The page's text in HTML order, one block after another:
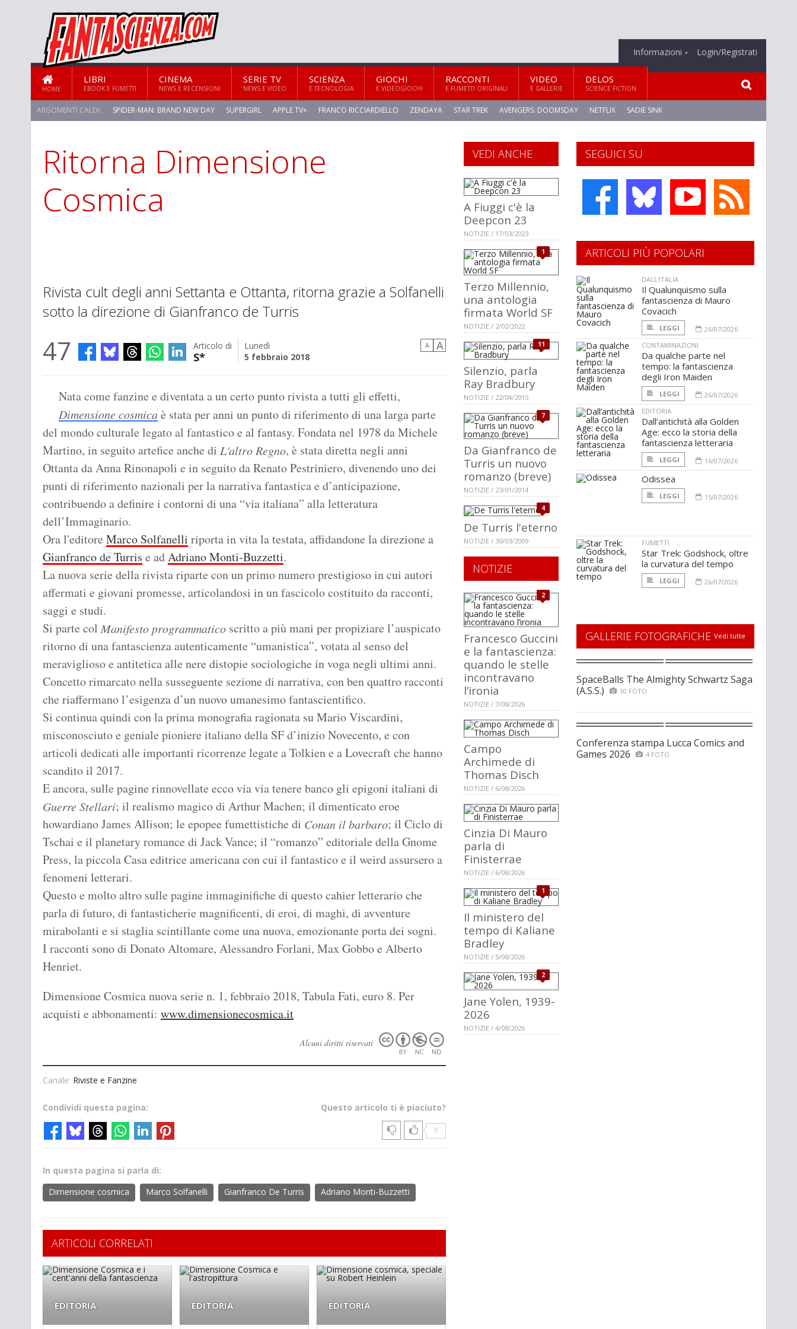
Informazioni Login/Registrati
HOME
LIBRI
EBOOK E FUMETTI
CINEMA
NEWS E RECENSIONI
SERIE TV
NEWS E VIDEO
SCIENZA
E TECNOLOGIA
GIOCHI
E VIDEOGIOCHI
RACCONTI
E FUMETTI ORIGINALI
VIDEO
E GALLERIE
DELOS
SCIENCE FICTION
ARGOMENTI CALDI: SPIDER-MAN: BRAND NEW DAY SUPERGIRL APPLE TV+ FRANCO RICCIARDIELLO ZENDAYA STAR TREK AVENGERS: DOOMSDAY NETFLIX SADIE SINK
STAR TREK: STRANGE NEW WORLDS
Ritorna Dimensione
Cosmica
Rivista cult degli anni Settanta e Ottanta, ritorna grazie a Solfanelli
sotto la direzione di Gianfranco de Turris
47 Articolo di
S*
Lunedì
5 febbraio 2018
A A
Nata come fanzine e diventata a un certo punto rivista a tutti gli effetti,
Dimensione cosmicaè stata per anni un punto di riferimento di una larga parte
del mondo culturale legato al fantastico e al fantasy. Fondata nel 1978 da Michele
Martino, in seguito artefice anche di L'altro Regno, è stata diretta negli anni
Ottanta da Anna Rinonapoli e in seguito da Renato Pestriniero, divenendo uno dei
punti di riferimento nazionali per la narrativa fantastica e d’anticipazione,
contribuendo a definire i contorni di una “via italiana” alla letteratura
dell’Immaginario.
Ora l'editore Marco Solfanelli riporta in vita la testata, affidandone la direzione a
Gianfranco de Turris e adAdriano Monti-Buzzetti.
La nuova serie della rivista riparte con un primo numero prestigioso in cui autori
affermati e giovani promesse, articolandosi in un fascicolo costituito da racconti,
saggi e studi.
Si parte col Manifesto programmatico scritto a più mani per propiziare l’auspicato
ritorno di una fantascienza autenticamente “umanistica”, votata al senso del
meraviglioso e antitetica alle nere distopie sociologiche in voga negli ultimi anni.
Concetto rimarcato nella susseguente sezione di narrativa, con ben quattro racconti
che riaffermano l’esigenza d’un nuovo umanesimo fantascientifico.
Si continua quindi con la prima monografia ragionata su Mario Viscardini,
misconosciuto e geniale pioniere italiano della SF d’inizio Novecento, e con
articoli dedicati alle importanti ricorrenze legate a Tolkien e a Lovecraft che hanno
scandito il 2017.
E ancora, sulle pagine rinnovellate ecco via via tenere banco gli epigoni italiani di
Guerre Stellari; il realismo magico di Arthur Machen; il dimenticato eroe
howardiano James Allison; le epopee fumettistiche di Conan il barbaro; il Ciclo di
Tschai e il planetary romance di Jack Vance; il “romanzo” editoriale della Gnome
Press, la piccola Casa editrice americana con cui il fantastico e il weird assursero a
fenomeni letterari.
Questo e molto altro sulle pagine immaginifiche di questo cahier letterario che
parla di futuro, di fantasticherie magnificenti, di eroi, di maghi, di avventure
mirabolanti e si staglia scintillante come una nuova, emozionante porta dei sogni.
I racconti sono di Donato Altomare, Alessandro Forlani, Max Gobbo e Alberto
Henriet.
Dimensione Cosmica nuova serie n. 1, febbraio 2018, Tabula Fati, euro 8. Per
acquisti e abbonamenti: www.dimensionecosmica.it
Alcuni diritti riservati
Canale: Riviste e Fanzine
Questo articolo ti è piaciuto?
5
Condividi questa pagina:
In questa pagina si parla di:
Dimensione cosmica
Marco Solfanelli Gianfranco De Turris Adriano Monti-Buzzetti
ARTICOLI CORRELATI
EDITORIA EDITORIA EDITORIA
SEGUICI SU
VEDI ANCHE
A Fiuggi c'è la
Deepcon 23
NOTIZIE / 17/03/2023
1
Terzo Millennio,
una antologia
firmata World SF
NOTIZIE / 2/02/2022
11
Silenzio, parla
Ray Bradbury
NOTIZIE / 22/04/2015
7
Da Gianfranco de
Turris un nuovo
romanzo (breve)
NOTIZIE / 23/01/2014
4
De Turris l'eterno
NOTIZIE / 30/03/2009
NOTIZIE
2
Francesco Guccini
e la fantascienza:
quando le stelle
incontravano
l’ironia
NOTIZIE / 7/08/2026
Campo
Archimede di
Thomas Disch
NOTIZIE / 6/08/2026
Cinzia Di Mauro
parla di
Finisterrae
NOTIZIE / 6/08/2026
1
Il ministero del
tempo di Kaliane
Bradley
NOTIZIE / 5/08/2026
2
Jane Yolen, 1939-
2026
NOTIZIE / 4/08/2026
ARTICOLI PIÙ POPOLARI
DALL'ITALIA
Il Qualunquismo sulla
fantascienza di Mauro
Covacich
LEGGI
26/07/2026
CONTAMINAZIONI
Da qualche parte nel
tempo: la fantascienza
degli Iron Maiden
LEGGI
26/07/2026
EDITORIA
Dall’antichità alla Golden
Age: ecco la storia della
fantascienza letteraria
LEGGI 16/07/2026
Odissea
LEGGI 15/07/2026
FUMETTI
Star Trek: Godshock, oltre
la curvatura del tempo
LEGGI 26/07/2026
GALLERIE FOTOGRAFICHE Vedi tutte
SpaceBalls The Almighty Schwartz Saga
(A.S.S.)
10 FOTO
Conferenza stampa Lucca Comics and
Games 2026
4 FOTO